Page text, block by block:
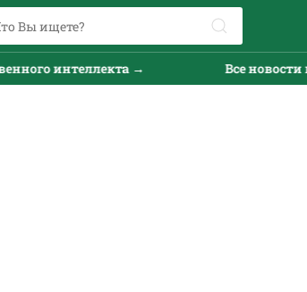
интеллекта → Все новости